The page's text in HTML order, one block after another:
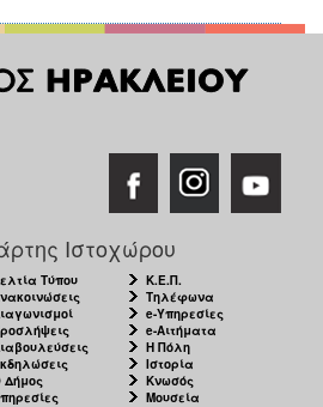
Ιστοχώρου
Τύπου
Δήμος
Κ.Ε.Π.
Τηλέφωνα
e-Υπηρεσίες
e-Αιτήματα
Η Πόλη
Ιστορία
Κνωσός
Μουσεία